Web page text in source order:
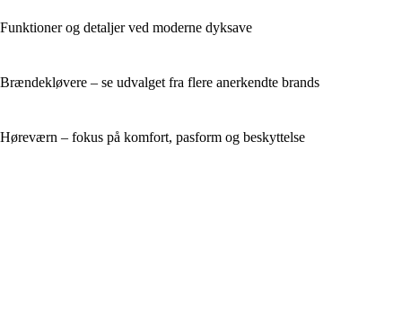
Funktioner og detaljer ved moderne dyksave
Brændekløvere – se udvalget fra flere anerkendte brands
Høreværn – fokus på komfort, pasform og beskyttelse